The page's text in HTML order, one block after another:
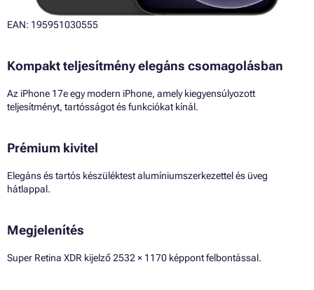
EAN: 195951030555
Kompakt teljesítmény elegáns csomagolásban
Az iPhone 17e egy modern iPhone, amely kiegyensúlyozott
teljesítményt, tartósságot és funkciókat kínál.
Prémium kivitel
Elegáns és tartós készüléktest alumíniumszerkezettel és üveg
hátlappal.
Megjelenítés
Super Retina XDR kijelző 2532 × 1170 képpont felbontással.